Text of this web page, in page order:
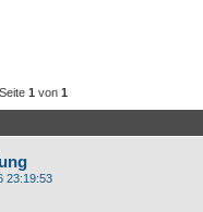
1 von 1
23:19:53